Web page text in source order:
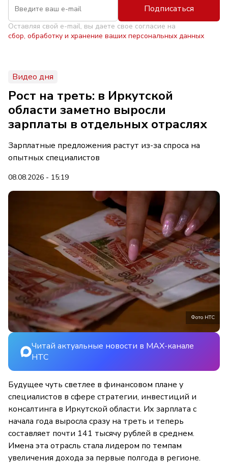
Подписаться
Оставляя свой e-mail, вы даете свое согласие на
сбор, обработку и хранение ваших персональных данных
Видео дня
Рост на треть: в Иркутской
области заметно выросли
зарплаты в отдельных отраслях
Зарплатные предложения растут из-за спроса на
опытных специалистов
08.08.2026 - 15:19
Фото НТС
Читай актуальные новости в MAX-канале
НТС
Будущее чуть светлее в финансовом плане у
специалистов в сфере стратегии, инвестиций и
консалтинга в Иркутской области. Их зарплата с
начала года выросла сразу на треть и теперь
составляет почти 141 тысячу рублей в среднем.
Имена эта отрасль стала лидером по темпам
увеличения дохода за первые полгода в регионе.